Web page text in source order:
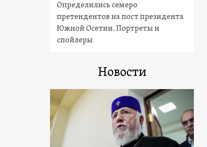
Определились семеро
претендентов на пост президента
Южной Осетии. Портреты и
спойлеры
Новости